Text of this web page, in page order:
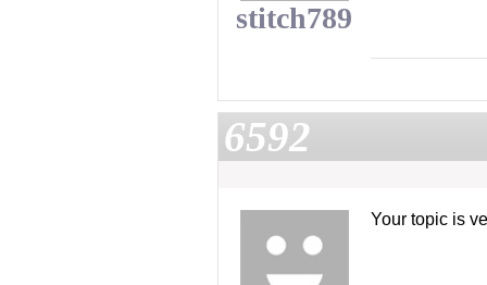
stitch789
6592
Your topic is